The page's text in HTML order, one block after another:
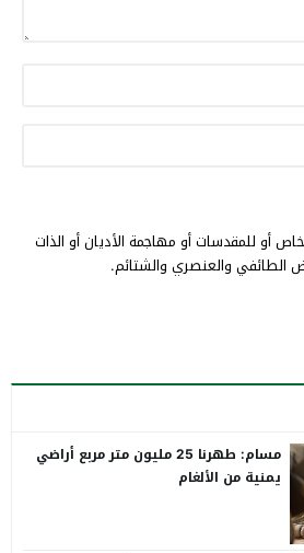
أو للمقدسات أو مهاجمة الأديان أو الذات
الطائفي والعنصري والشتائم.
مسام: طهرنا 25 مليون متر مربع أراضي
يمنية من الألغام